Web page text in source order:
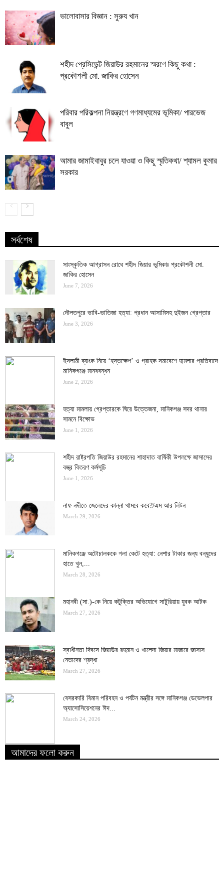
ভালোবাসার বিজ্ঞান : সুরুয খান
শহীদ প্রেসিডেন্ট জিয়াউর রহমানের স্মরণে কিছু কথা :
প্রকৌশলী মো. জাকির হোসেন
পরিবার পরিকল্পনা নিয়ন্ত্রণে গণমাধ্যমের ভূমিকা/ পারভেজ
বাবুল
আমার জামাইবাবুর চলে যাওয়া ও কিছু স্মৃতিকথা/ শ্যামল কুমার
সরকার
সর্বশেষ
সাংস্কৃতিক আগ্রাসন রোধে শহীদ জিয়ার ভূমিকাঃ প্রকৌশলী মো.
জাকির হোসেন
June 7, 2026
দৌলতপুরে ভাবি-ভাতিজা হত্যা: প্রধান আসামিসহ দুইজন গ্রেপ্তার
June 3, 2026
ইসলামী ব্যাংক নিয়ে ‘হস্তক্ষেপ’ ও গ্রাহক সমাবেশে হামলার প্রতিবাদে
মানিকগঞ্জে মানববন্ধন
June 2, 2026
হত্যা মামলায় গ্রেপ্তারকে ঘিরে উত্তেজনা, মানিকগঞ্জ সদর থানার
সামনে বিক্ষোভ
June 1, 2026
শহীদ রাষ্ট্রপতি জিয়াউর রহমানের শাহাদাত বার্ষিকী উপলক্ষে জাসাসের
বস্ত্র বিতরণ কর্মসূচি
June 1, 2026
নাফ নদীতে জেলেদের কান্না থামবে কবে?/এম আর লিটন
March 29, 2026
মানিকগঞ্জে অটোচালককে গলা কেটে হত্যা: নেশার টাকার জন্য বন্ধুদের
হাতে খুন,...
March 28, 2026
মহানবী (সা.)-কে নিয়ে কটুক্তির অভিযোগে সাটুরিয়ায় যুবক আটক
March 27, 2026
স্বাধীনতা দিবসে জিয়াউর রহমান ও খালেদা জিয়ার মাজারে জাসাস
নেতাদের শ্রদ্ধা
March 27, 2026
বেসরকারি বিমান পরিবহন ও পর্যটন মন্ত্রীর সঙ্গে মানিকগঞ্জ ডেভেলপার
অ্যাসোসিয়েশনের ঈদ...
March 24, 2026
আমাদের ফলো করুন